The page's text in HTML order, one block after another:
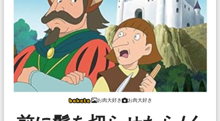
お肉大好き お肉大好き